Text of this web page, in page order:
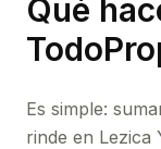
Qué
Es simple:
rinde en Lezica